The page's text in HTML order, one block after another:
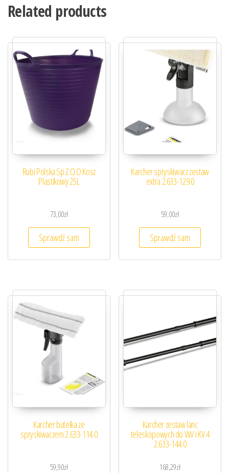
Related products
Rubi Polska Sp.Z.O.O Kosz
Plastikowy 25L
73,00zł
Sprawdź sam
Karcher spryskiwacz zestaw
extra 2.633-129.0
59,00zł
Sprawdź sam
Karcher butelka ze
spryskiwaczem 2.633-114.0
59,90zł
Karcher zestaw lanc
teleskopowych do WV i KV 4
2.633-144.0
168,29zł